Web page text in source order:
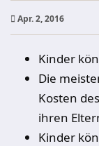
Apr. 2, 2016
Kinder
Die
Kosten
ihren
Kinder